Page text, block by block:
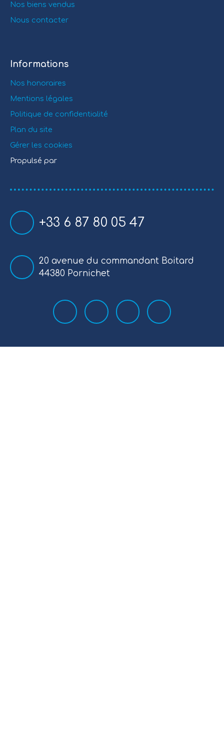
Nos biens vendus
Nous contacter
Informations
Nos honoraires
Mentions légales
Politique de confidentialité
Plan du site
Gérer les cookies
Propulsé par
+33 6 87 80 05 47
20 avenue du commandant Boitard
44380 Pornichet